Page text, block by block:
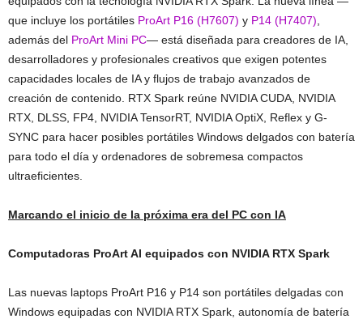
que incluye los portátiles ProArt P16 (H7607) y P14 (H7407),
además del ProArt Mini PC— está diseñada para creadores de IA,
desarrolladores y profesionales creativos que exigen potentes
capacidades locales de IA y flujos de trabajo avanzados de
creación de contenido. RTX Spark reúne NVIDIA CUDA, NVIDIA
RTX, DLSS, FP4, NVIDIA TensorRT, NVIDIA OptiX, Reflex y G-
SYNC para hacer posibles portátiles Windows delgados con batería
para todo el día y ordenadores de sobremesa compactos
ultraeficientes.
Marcando el inicio de la próxima era del PC con IA
Computadoras ProArt AI equipados con NVIDIA RTX Spark
Las nuevas laptops ProArt P16 y P14 son portátiles delgadas con
Windows equipadas con NVIDIA RTX Spark, autonomía de batería